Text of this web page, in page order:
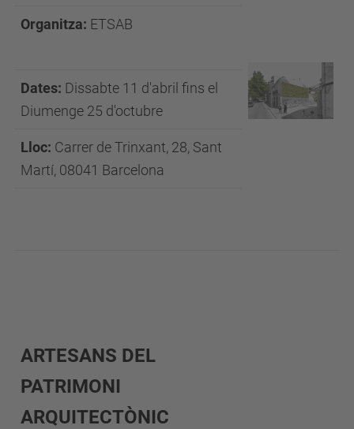
Organitza: ETSAB
Dates: Dissabte 11 d'abril fins el
Diumenge 25 d'octubre
Lloc: Carrer de Trinxant, 28, Sant
Martí, 08041 Barcelona
ARTESANS DEL
PATRIMONI
ARQUITECTÒNIC